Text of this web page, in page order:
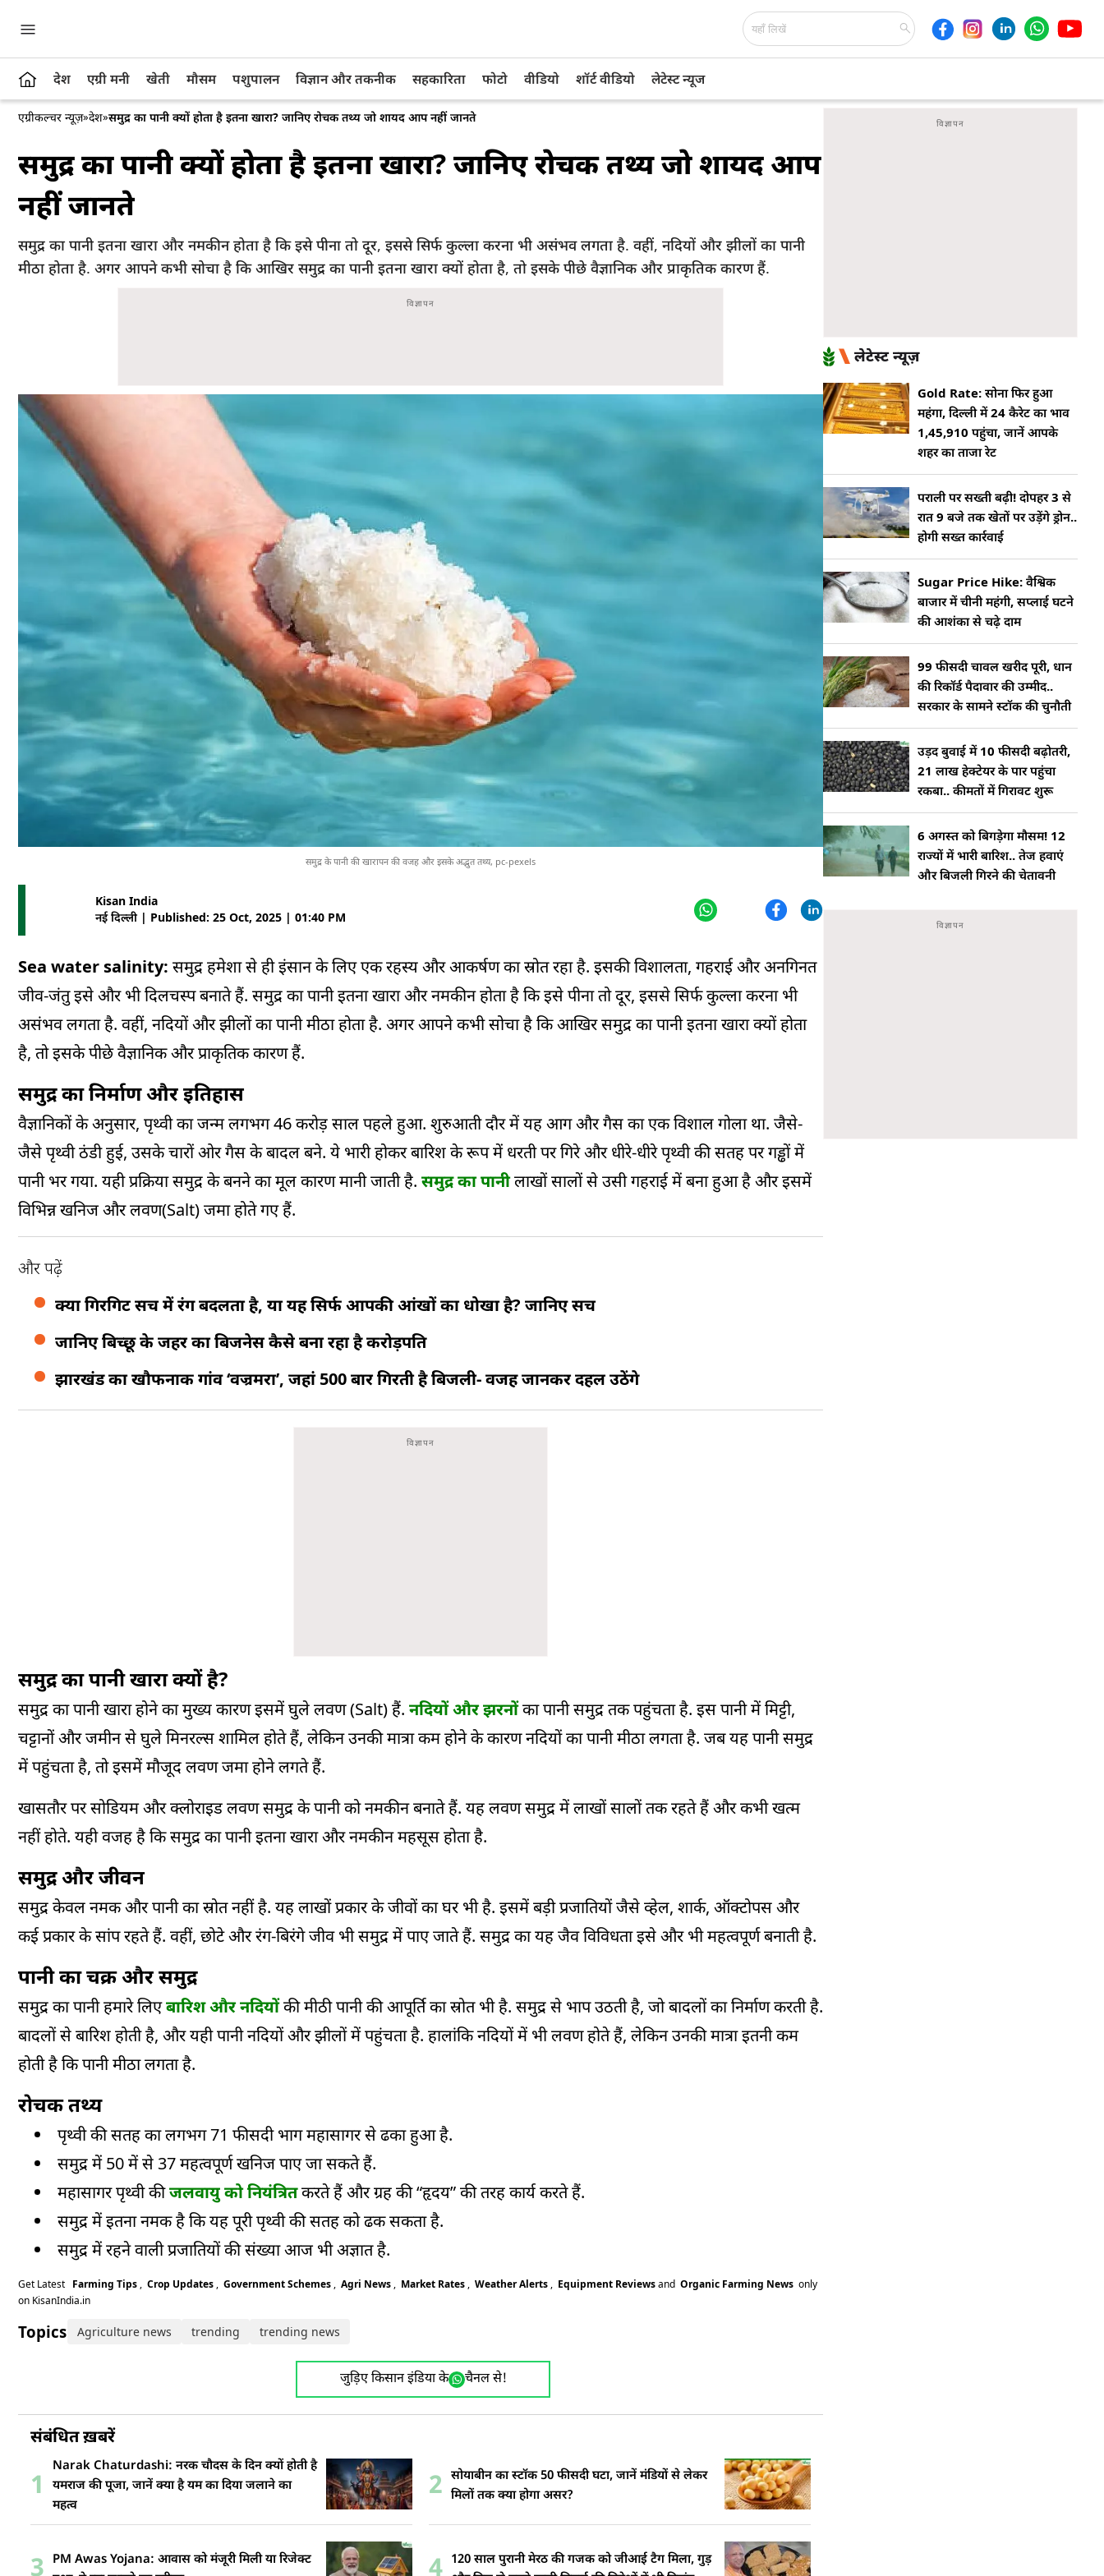
देश एग्री मनी खेती मौसम पशुपालन विज्ञान और तकनीक सहकारिता फोटो वीडियो शॉर्ट वीडियो लेटेस्ट न्यूज
एग्रीकल्चर न्यूज़»देश»समुद्र का पानी क्यों होता है इतना खारा? जानिए रोचक तथ्य जो शायद आप नहीं जानते
समुद्र का पानी क्यों होता है इतना खारा? जानिए रोचक तथ्य जो शायद आप
नहीं जानते
समुद्र का पानी इतना खारा और नमकीन होता है कि इसे पीना तो दूर, इससे सिर्फ कुल्ला करना भी असंभव लगता है. वहीं, नदियों और झीलों का पानी
मीठा होता है. अगर आपने कभी सोचा है कि आखिर समुद्र का पानी इतना खारा क्यों होता है, तो इसके पीछे वैज्ञानिक और प्राकृतिक कारण हैं.
समुद्र के पानी की खारापन की वजह और इसके अद्भुत तथ्य, pc-pexels
Kisan India
नई दिल्ली | Published: 25 Oct, 2025 | 01:40 PM
Sea water salinity: समुद्र हमेशा से ही इंसान के लिए एक रहस्य और आकर्षण का स्रोत रहा है. इसकी विशालता, गहराई और अनगिनत
जीव-जंतु इसे और भी दिलचस्प बनाते हैं. समुद्र का पानी इतना खारा और नमकीन होता है कि इसे पीना तो दूर, इससे सिर्फ कुल्ला करना भी
असंभव लगता है. वहीं, नदियों और झीलों का पानी मीठा होता है. अगर आपने कभी सोचा है कि आखिर समुद्र का पानी इतना खारा क्यों होता
है, तो इसके पीछे वैज्ञानिक और प्राकृतिक कारण हैं.
समुद्र का निर्माण और इतिहास
वैज्ञानिकों के अनुसार, पृथ्वी का जन्म लगभग 46 करोड़ साल पहले हुआ. शुरुआती दौर में यह आग और गैस का एक विशाल गोला था. जैसे-
जैसे पृथ्वी ठंडी हुई, उसके चारों ओर गैस के बादल बने. ये भारी होकर बारिश के रूप में धरती पर गिरे और धीरे-धीरे पृथ्वी की सतह पर गड्ढों में
पानी भर गया. यही प्रक्रिया समुद्र के बनने का मूल कारण मानी जाती है. समुद्र का पानीलाखों सालों से उसी गहराई में बना हुआ है और इसमें
विभिन्न खनिज और लवण(Salt)जमा होते गए हैं.
और पढ़ें
क्या गिरगिट सच में रंग बदलता है, या यह सिर्फ आपकी आंखों का धोखा है? जानिए सच
जानिए बिच्छू के जहर का बिजनेस कैसे बना रहा है करोड़पति
झारखंड का खौफनाक गांव ‘वज्रमरा’, जहां 500 बार गिरती है बिजली- वजह जानकर दहल उठेंगे
समुद्र का पानी खारा क्यों है?
समुद्र का पानी खारा होने का मुख्य कारण इसमें घुले लवण(Salt)हैं. नदियों और झरनोंका पानी समुद्र तक पहुंचता है. इस पानी में मिट्टी,
चट्टानों और जमीन से घुलेमिनरल्सशामिल होते हैं, लेकिन उनकी मात्रा कम होने के कारण नदियों का पानी मीठा लगता है. जब यह पानी समुद्र
में पहुंचता है, तो इसमें मौजूद लवण जमा होने लगते हैं.
खासतौर पर सोडियम औरक्लोराइडलवण समुद्र के पानी को नमकीन बनाते हैं. यह लवण समुद्र में लाखों सालों तक रहते हैं और कभी खत्म
नहीं होते. यही वजह है कि समुद्र का पानी इतना खारा और नमकीन महसूस होता है.
समुद्र और जीवन
समुद्र केवल नमक और पानी का स्रोत नहीं है. यह लाखों प्रकार के जीवों का घर भी है. इसमें बड़ीप्रजातियोंजैसेव्हेल, शार्क, ऑक्टोपसऔर
कई प्रकार के सांप रहते हैं. वहीं, छोटे और रंग-बिरंगेजीव भी समुद्र में पाए जाते हैं. समुद्र का यहजैवविविधता इसे और भी महत्वपूर्ण बनाती है.
पानी का चक्र और समुद्र
समुद्र का पानी हमारे लिएबारिश और नदियोंकीमीठीपानी की आपूर्ति का स्रोत भी है. समुद्र से भाप उठती है, जो बादलों का निर्माण करती है.
बादलों से बारिश होती है, और यही पानी नदियों और झीलों में पहुंचता है. हालांकि नदियों में भी लवण होते हैं, लेकिन उनकी मात्रा इतनी कम
होती है कि पानी मीठा लगता है.
रोचक तथ्य
पृथ्वी की सतह का लगभग 71 फीसदी भाग महासागर से ढका हुआ है.
समुद्र में 50 में से 37 महत्वपूर्ण खनिज पाए जा सकते हैं.
महासागर पृथ्वी कीजलवायु को नियंत्रितकरते हैं और ग्रह की “हृदय” की तरह कार्य करते हैं.
समुद्र में इतना नमक है कि यह पूरी पृथ्वी की सतह को ढक सकता है.
समुद्र में रहने वालीप्रजातियोंकी संख्या आज भी अज्ञात है.
Get Latest Farming Tips , Crop Updates , Government Schemes , Agri News , Market Rates , Weather Alerts , Equipment Reviewsand Organic Farming News only
on KisanIndia.in
Topics: Agriculture news trending trending news
जुड़िए किसान इंडिया के चैनल से!
संबंधित ख़बरें
1
Narak Chaturdashi: नरक चौदस के दिन क्यों होती है
यमराज की पूजा, जानें क्या है यम का दिया जलाने का
महत्व
2 सोयाबीन का स्टॉक 50 फीसदी घटा, जानें मंडियों से लेकर
मिलों तक क्या होगा असर?
PM Awas Yojana: आवास को मंजूरी मिली या रिजेक्ट
120 साल पुरानी मेरठ की गजक को जीआई टैग मिला, गुड़
लेटेस्ट न्यूज़
Gold Rate: सोना फिर हुआ
महंगा, दिल्ली में 24 कैरेट का भाव
1,45,910 पहुंचा, जानें आपके
शहर का ताजा रेट
पराली पर सख्ती बढ़ी! दोपहर 3 से
रात 9 बजे तक खेतों पर उड़ेंगे ड्रोन..
होगी सख्त कार्रवाई
Sugar Price Hike: वैश्विक
बाजार में चीनी महंगी, सप्लाई घटने
की आशंका से चढ़े दाम
99 फीसदी चावल खरीद पूरी, धान
की रिकॉर्ड पैदावार की उम्मीद..
सरकार के सामने स्टॉक की चुनौती
उड़द बुवाई में 10 फीसदी बढ़ोतरी,
21 लाख हेक्टेयर के पार पहुंचा
रकबा.. कीमतों में गिरावट शुरू
6 अगस्त को बिगड़ेगा मौसम! 12
राज्यों में भारी बारिश.. तेज हवाएं
और बिजली गिरने की चेतावनी